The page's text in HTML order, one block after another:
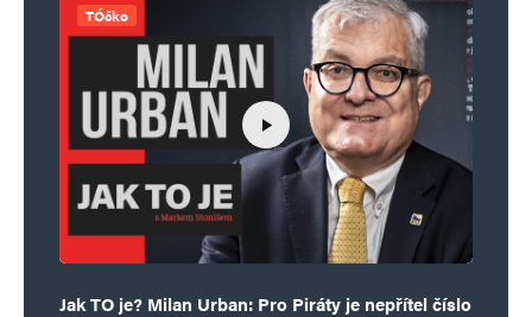
TÓčko
Jak TO je? Milan Urban: Pro Piráty je nepřítel číslo